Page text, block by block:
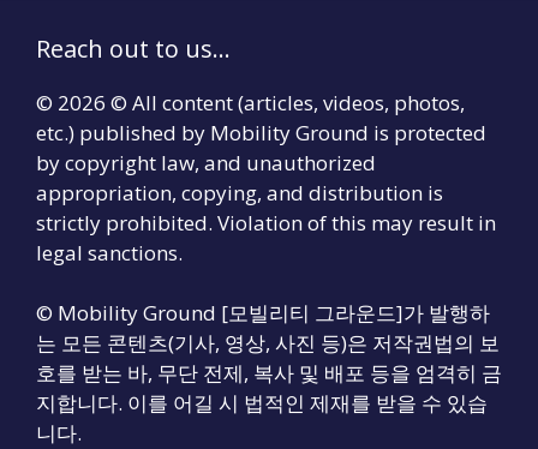
Reach out to us...
© 2026 © All content (articles, videos, photos,
etc.) published by Mobility Ground is protected
by copyright law, and unauthorized
appropriation, copying, and distribution is
strictly prohibited. Violation of this may result in
legal sanctions.
© Mobility Ground [모빌리티 그라운드]가 발행하
는 모든 콘텐츠(기사, 영상, 사진 등)은 저작권법의 보
호를 받는 바, 무단 전제, 복사 및 배포 등을 엄격히 금
지합니다. 이를 어길 시 법적인 제재를 받을 수 있습
니다.